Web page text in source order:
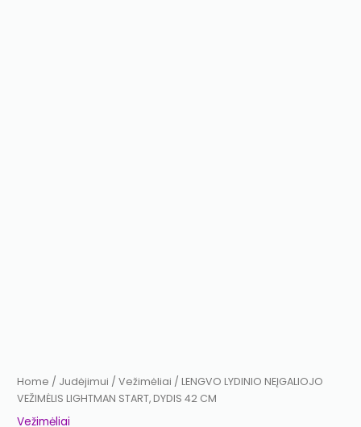
Home / Judėjimui /Vežimėliai / LENGVO LYDINIO NEĮGALIOJO
VEŽIMĖLIS LIGHTMAN START, DYDIS 42 CM
Vežimėliai